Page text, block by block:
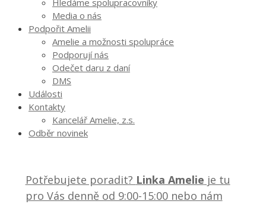
Hledáme spolupracovníky
Media o nás
Podpořit Amelii
Amelie a možnosti spolupráce
Podporují nás
Odečet daru z daní
DMS
Události
Kontakty
Kancelář Amelie, z.s.
Odběr novinek
Potřebujete poradit? Linka Amelie je tu
pro Vás denně od 9:00-15:00 nebo nám